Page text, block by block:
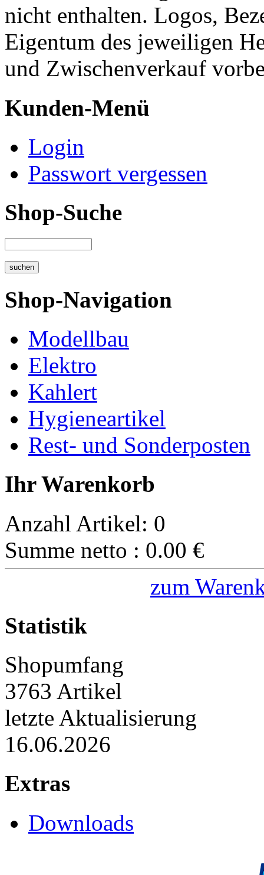
nicht enthalten. Logos,
Eigentum des jeweiligen
und Zwischenverkauf
Kunden-Menü
Login
Passwort vergessen
Shop-Suche
Shop-Navigation
Modellbau
Elektro
Kahlert
Hygieneartikel
Rest- und Sonderposten
Ihr Warenkorb
Anzahl Artikel: 0
Summe netto : 0.00 €
zum
Statistik
Shopumfang
3763 Artikel
letzte Aktualisierung
16.06.2026
Extras
Downloads